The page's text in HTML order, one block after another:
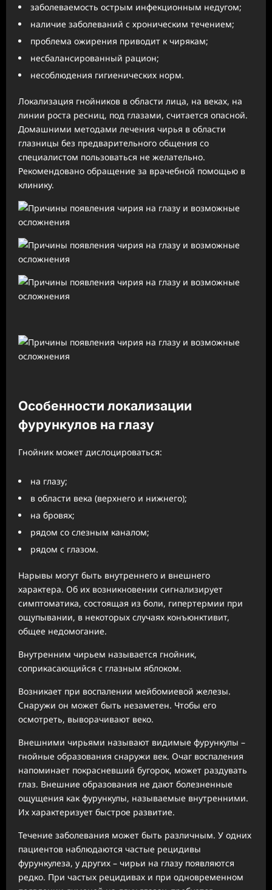
заболеваемость острым инфекционным недугом;
наличие заболеваний с хроническим течением;
проблема ожирения приводит к чирякам;
несбалансированный рацион;
несоблюдения гигиенических норм.
Локализация гнойников в области лица, на веках, на
линии роста ресниц, под глазами, считается опасной.
Домашними методами лечения чирья в области
глазницы без предварительного общения со
специалистом пользоваться не желательно.
Рекомендовано обращение за врачебной помощью в
клинику.
Особенности локализации
фурункулов на глазу
Гнойник может дислоцироваться:
на глазу;
в области века (верхнего и нижнего);
на бровях;
рядом со слезным каналом;
рядом с глазом.
Нарывы могут быть внутреннего и внешнего
характера. Об их возникновении сигнализирует
симптоматика, состоящая из боли, гипертермии при
ощупывании, в некоторых случаях конъюнктивит,
общее недомогание.
Внутренним чирьем называется гнойник,
соприкасающийся с глазным яблоком.
Возникает при воспалении мейбомиевой железы.
Снаружи он может быть незаметен. Чтобы его
осмотреть, выворачивают веко.
Внешними чирьями называют видимые фурункулы –
гнойные образования снаружи век. Очаг воспаления
напоминает покрасневший бугорок, может раздувать
глаз. Внешние образования не дают болезненные
ощущения как фурункулы, называемые внутренними.
Их характеризует быстрое развитие.
Течение заболевания может быть различным. У одних
пациентов наблюдаются частые рецидивы
фурункулеза, у других – чирьи на глазу появляются
редко. При частых рецидивах и при одновременном